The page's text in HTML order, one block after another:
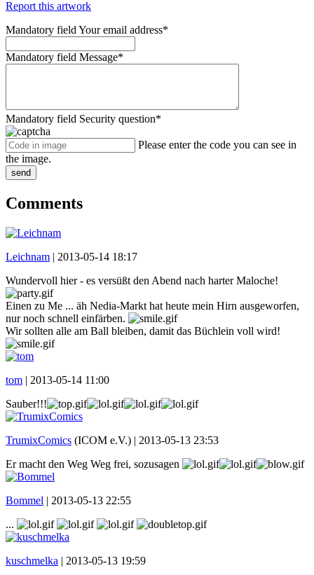
Report this artwork
Mandatory field Your email address*
Mandatory field Message*
Mandatory field Security question*
Please enter the code you can see in
the image.
send
Comments
Leichnam | 2013-05-14 18:17
Wundervoll hier - es versüßt den Abend nach harter Maloche!
Einen zu Me ... äh Nedia-Markt hat heute mein Hirn ausgeworfen,
nur noch schnell einfärben.
Wir sollten alle am Ball bleiben, damit das Büchlein voll wird!
tom | 2013-05-14 11:00
Sauber!!!
TrumixComics (ICOM e.V.) | 2013-05-13 23:53
Er macht den Weg Weg frei, sozusagen
Bommel | 2013-05-13 22:55
...
kuschmelka | 2013-05-13 19:59